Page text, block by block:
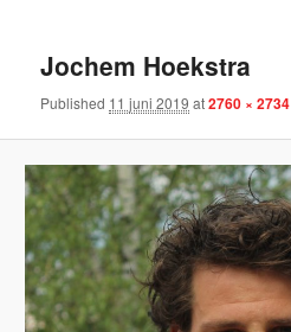
Jochem Hoekstra
Published 11 juni 2019 at2760 × 2734